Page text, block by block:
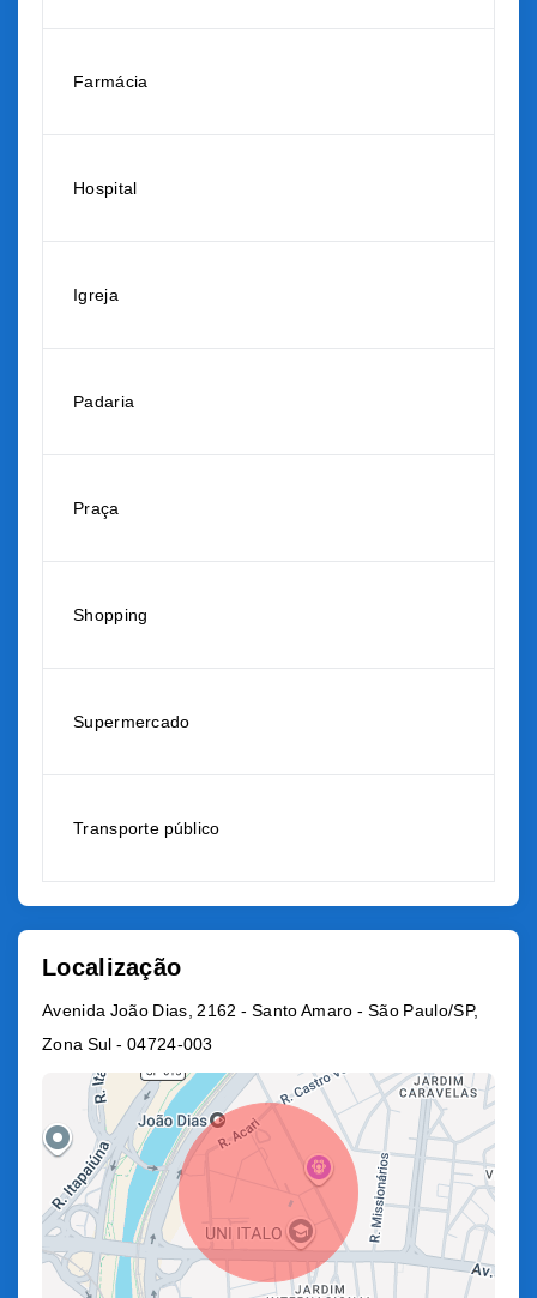
Farmácia
Hospital
Igreja
Padaria
Praça
Shopping
Supermercado
Transporte público
Localização
Avenida João Dias, 2162 - Santo Amaro - São Paulo/SP,
Zona Sul - 04724-003